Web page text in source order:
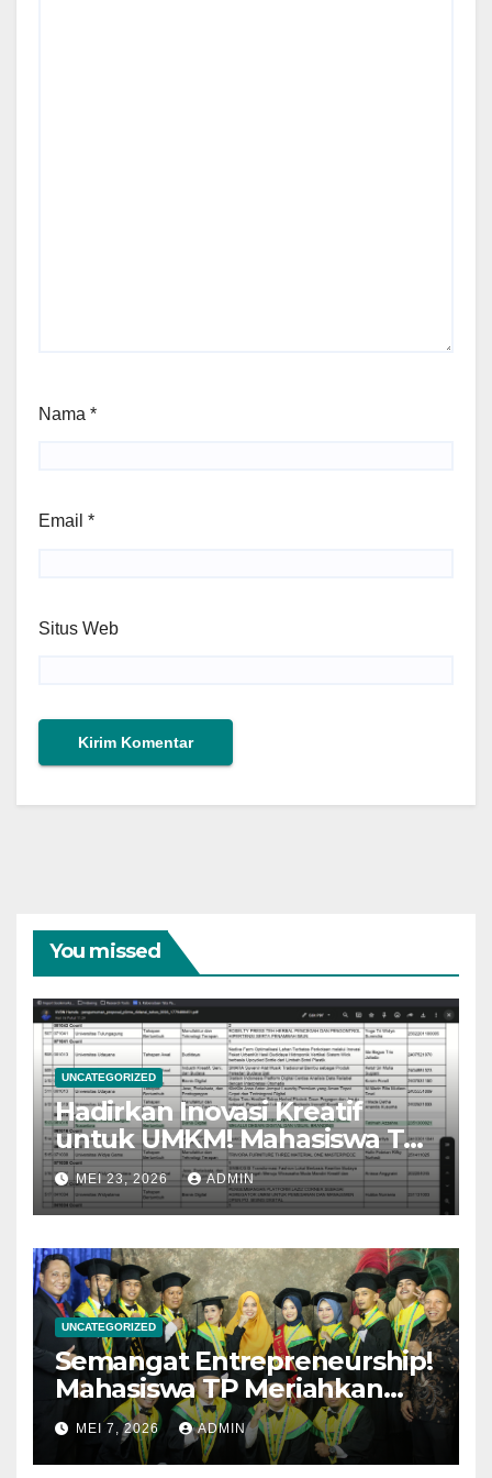
Nama *
Email *
Situs Web
You missed
UNCATEGORIZED
Hadirkan Inovasi Kreatif
untuk UMKM! Mahasiswa TP
Kelas Reguler Lolos Didanai
P2MW 2026
MEI 23, 2026 ADMIN
UNCATEGORIZED
Semangat Entrepreneurship!
Mahasiswa TP Meriahkan
Wisuda Univet Bantara
Periode Mei 2026
MEI 7, 2026 ADMIN